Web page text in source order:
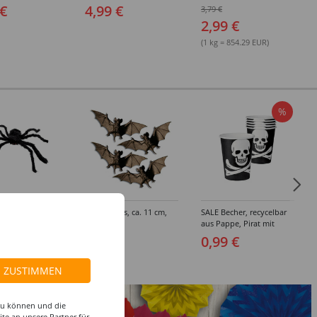
Farben
4,99 €
Gesicht und Körper,
Grau, 3,5g, für Kinder
und Erwachsene
3,79 €
2,99 €
(1 kg = 854.29 EUR)
Fledermaus, ca. 11 cm,
%
SALE Becher, recycelbar
aus Pappe, Pirat mit
Totenkopf, schwarz, 250
ml, 6Stk
0,99 €
ZUSTIMMEN
können und die